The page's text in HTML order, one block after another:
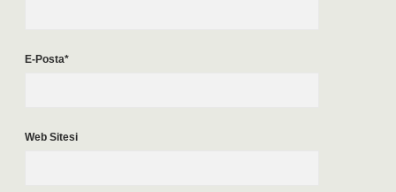
E-Posta*
Web Sitesi